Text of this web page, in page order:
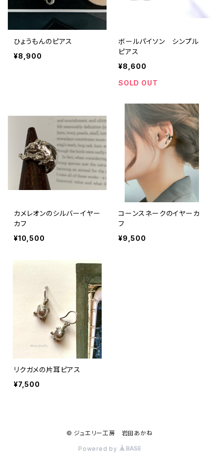
ひょうもんのピアス
¥8,900
ボールパイソン シンプル
ピアス
¥8,600
SOLD OUT
カメレオンのシルバーイヤー
カフ
¥10,500
コーンスネークのイヤーカ
フ
¥9,500
リクガメの片耳ピアス
¥7,500
© ジュエリー工房 岩田あかね
Powered by